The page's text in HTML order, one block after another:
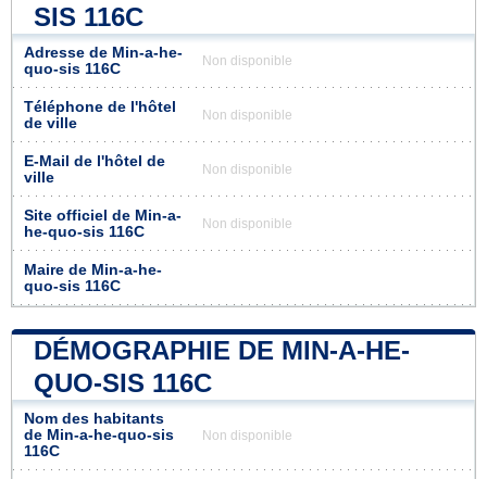
SIS 116C
Adresse de Min-a-he-
quo-sis 116C
Non disponible
Téléphone de l'hôtel
de ville
Non disponible
E-Mail de l'hôtel de
ville
Non disponible
Site officiel de Min-a-
he-quo-sis 116C
Non disponible
Maire de Min-a-he-
quo-sis 116C
DÉMOGRAPHIE DE MIN-A-HE-
QUO-SIS 116C
Nom des habitants
de Min-a-he-quo-sis
116C
Non disponible